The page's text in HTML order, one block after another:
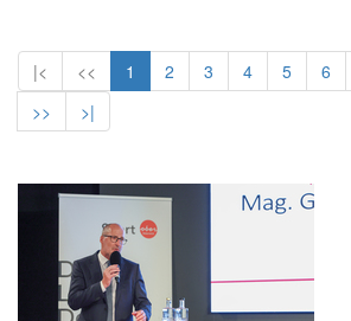
|< << 1 2 3 4 5 6
>>
>|